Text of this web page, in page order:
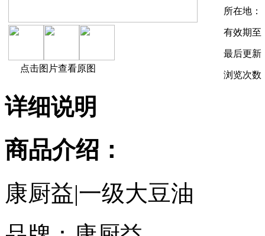
点击图片查看原图
所在地：
有效期至
最后更新
浏览次数
详细说明
商品介绍：
康厨益|一级大豆油